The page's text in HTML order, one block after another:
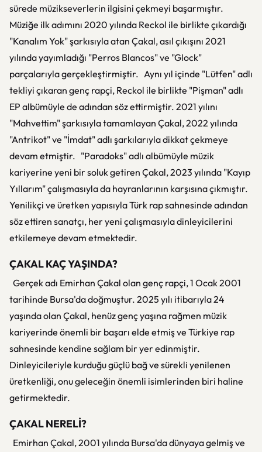
sürede müzikseverlerin ilgisini çekmeyi başarmıştır.
Müziğe ilk adımını 2020 yılında Reckol ile birlikte çıkardığı
"Kanalım Yok" şarkısıyla atan Çakal, asıl çıkışını 2021
yılında yayımladığı "Perros Blancos" ve "Glock"
parçalarıyla gerçekleştirmiştir. Aynı yıl içinde "Lütfen" adlı
tekliyi çıkaran genç rapçi, Reckol ile birlikte "Pişman" adlı
EP albümüyle de adından söz ettirmiştir. 2021 yılını
"Mahvettim" şarkısıyla tamamlayan Çakal, 2022 yılında
"Antrikot" ve "İmdat" adlı şarkılarıyla dikkat çekmeye
devam etmiştir. "Paradoks" adlı albümüyle müzik
kariyerine yeni bir soluk getiren Çakal, 2023 yılında "Kayıp
Yıllarım" çalışmasıyla da hayranlarının karşısına çıkmıştır.
Yenilikçi ve üretken yapısıyla Türk rap sahnesinde adından
söz ettiren sanatçı, her yeni çalışmasıyla dinleyicilerini
etkilemeye devam etmektedir.
ÇAKAL KAÇ YAŞINDA?
Gerçek adı Emirhan Çakal olan genç rapçi, 1 Ocak 2001
tarihinde Bursa'da doğmuştur. 2025 yılı itibarıyla 24
yaşında olan Çakal, henüz genç yaşına rağmen müzik
kariyerinde önemli bir başarı elde etmiş ve Türkiye rap
sahnesinde kendine sağlam bir yer edinmiştir.
Dinleyicileriyle kurduğu güçlü bağ ve sürekli yenilenen
üretkenliği, onu geleceğin önemli isimlerinden biri haline
getirmektedir.
ÇAKAL NERELİ?
Emirhan Çakal, 2001 yılında Bursa'da dünyaya gelmiş ve